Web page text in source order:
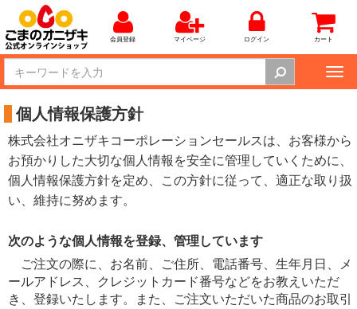
会員登録 マイページ ログイン カート
個人情報保護方針
株式会社オニザキコーポレーションセールスは、お客様から
お預かりした大切な個人情報を安全に管理していくために、
個人情報保護方針を定め、この方針に従って、適正な取り扱
い、維持に努めます。
次のような個人情報を登録、管理しています
ご注文の際に、お名前、ご住所、電話番号、生年月日、メ
ールアドレス、クレジットカード番号などをお教えいただ
き、登録いたします。また、ご注文いただいた商品のお取引